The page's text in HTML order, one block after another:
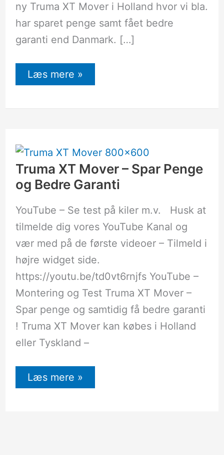
ny Truma XT Mover i Holland hvor vi bla.
har sparet penge samt fået bedre
garanti end Danmark. […]
Læs mere »
Truma XT Mover – ‎Spar Penge
og Bedre Garanti
YouTube – Se test på kiler m.v. Husk at
tilmelde dig vores YouTube Kanal og
vær med på de første videoer – Tilmeld i
højre widget side.
https://youtu.be/td0vt6rnjfs YouTube –
Montering og Test Truma XT Mover –
Spar penge og samtidig få bedre garanti
! Truma XT Mover kan købes i Holland
eller Tyskland –
Mover
–
‎Spar
Penge
og
Bedre
Garanti
Læs mere »